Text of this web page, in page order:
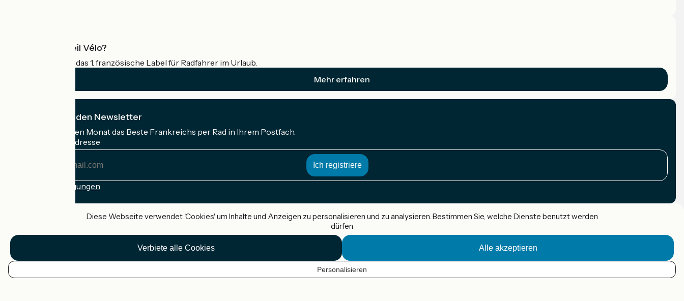
DE
Was ist Accueil Vélo?
Accueil Vélo ist das 1. französische Label für Radfahrer im Urlaub.
Mehr erfahren
Ich abonniere den Newsletter
Erhalten Sie jeden Monat das Beste Frankreichs per Rad in Ihrem Postfach.
Meine E-Mail-Adresse
Anmeldebedingungen
Accueil Vélo Pro
Kontakt
Rechtliche Informationen
Diese Webseite verwendet 'Cookies' um Inhalte und Anzeigen zu personalisieren und zu analysieren. Bestimmen Sie, welche Dienste benutzt werden
dürfen
Alle akzeptieren
Verbiete alle Cookies
Personalisieren